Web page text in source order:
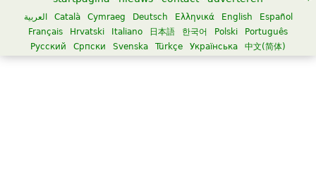
العربية Català Cymraeg Deutsch Ελληνικά English
Español
Français
Hrvatski Italiano 日本語 한국어 Polski
Português
Русский
Српски Svenska Türkçe Українська 中文(简体)